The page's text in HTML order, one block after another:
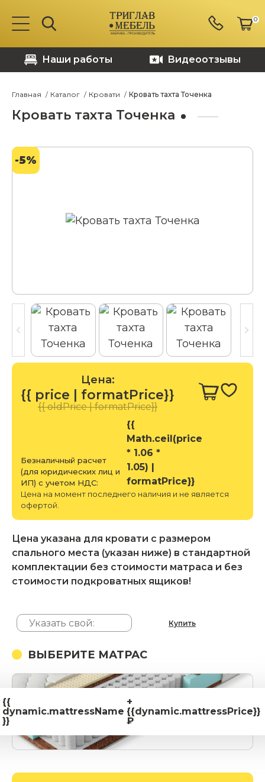
0
Наши работы Видеоотзывы
Главная Каталог Кровати Кровать тахта Точенка
Кровать тахта Точенка
-5%
Цена:
{{ price | formatPrice}}
{{ oldPrice | formatPrice}}
Безналичный расчет
(для юридических лиц и
ИП) с учетом НДС:
{{
Math.ceil(price
* 1.06 *
1.05) |
formatPrice}}
Цена на момент последнего наличия и не является
офертой.
Цена указана для кровати с размером
спального места (указан ниже) в стандартной
комплектации без стоимости матраса и без
стоимости подкроватных ящиков!
Купить
ВЫБЕРИТЕ МАТРАС
{{
dynamic.mattressName
}}
+
{{dynamic.mattressPrice}}
₽